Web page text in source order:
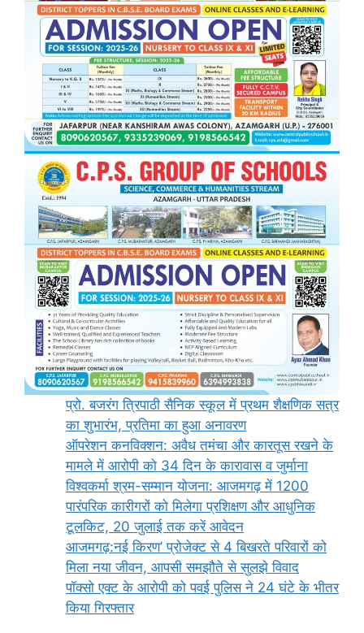
प्रो. बजरंग त्रिपाठी सैनिक स्कूल में प्रथम शैक्षणिक सत्र
का शुभारंभ, प्रतिमा का हुआ अनावरण
ऑपरेशन कनविक्शन: अवैध तमंचा और कारतूस रखने के
मामले में आरोपी को 34 दिन के कारावास व जुर्माना
विश्वकर्मा श्रम-सम्मान योजना: आजमगढ़ में 1200
पारंपरिक कारीगरों को मिलेगा प्रशिक्षण और आधुनिक
टूलकिट, 20 जुलाई तक करें आवेदन
आजमगढ़:नई किरण’ प्रोजेक्ट से 4 बिखरते परिवारों को
मिला नया जीवन, आपसी समझौते से सुलझे विवाद
पॉक्सो एक्ट के आरोपी को पवई पुलिस ने 24 घंटे के भीतर
किया गिरफ्तार